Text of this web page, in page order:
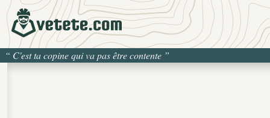
“ C'est ta copine qui va pas être contente ”